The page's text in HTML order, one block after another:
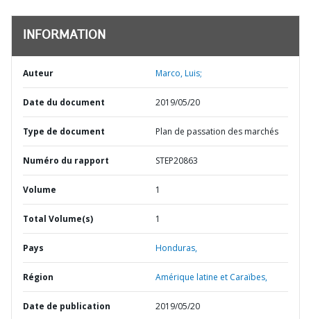
INFORMATION
Auteur Marco, Luis;
Date du document 2019/05/20
Type de document Plan de passation des marchés
Numéro du rapport STEP20863
Volume 1
Total Volume(s) 1
Pays Honduras,
Région Amérique latine et Caraïbes,
Date de publication 2019/05/20